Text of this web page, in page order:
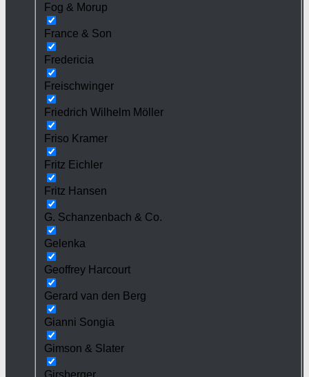
Fog & Morup
France & Son
Fredericia
Freischwinger
Friedrich Wilhelm Möller
Friso Kramer
Fritz Eichler
Fritz Hansen
G. Schanzenbach & Co.
Gelenka
Geoffrey Harcourt
Gerard van den Berg
Gianni Songia
Gimson & Slater
Girsberger